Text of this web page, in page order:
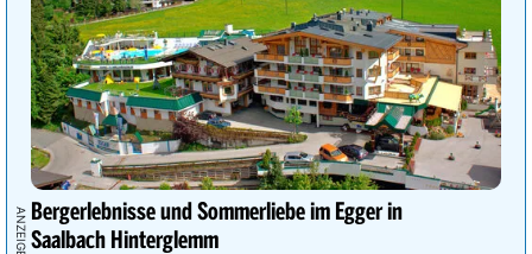
Bergerlebnisse und Sommerliebe im Egger in
Saalbach Hinterglemm